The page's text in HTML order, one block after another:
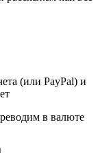
(или PayPal) и
в валюте